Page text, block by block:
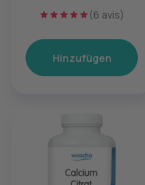
(6 avis)
Hinzufügen